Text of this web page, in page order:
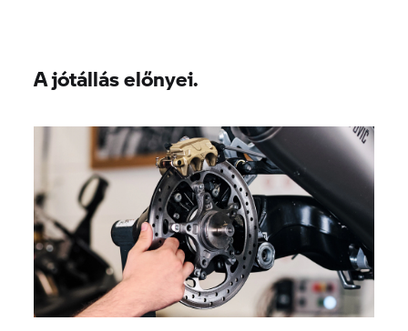
A jótállás előnyei.